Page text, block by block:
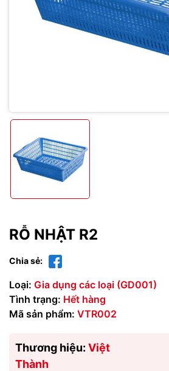
RỖ NHẬT R2
Chia sẻ:
Loại: Gia dụng các loại (GD001)
Tình trạng: Hết hàng
Mã sản phẩm: VTR002
Thương hiệu: Việt
Thành